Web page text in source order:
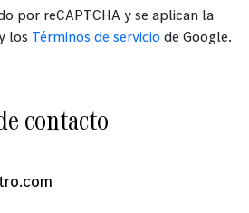
por reCAPTCHA y se aplican la
los Términos de servicio de Google.
contacto